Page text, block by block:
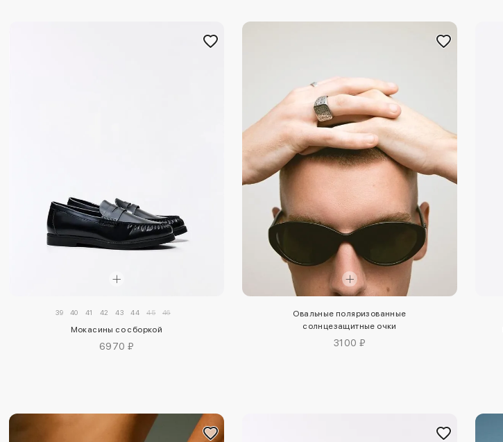
39 40 41 42 43 44 45 46
Мокасины со сборкой
6970 ₽
Овальные поляризованные
солнцезащитные очки
3100 ₽